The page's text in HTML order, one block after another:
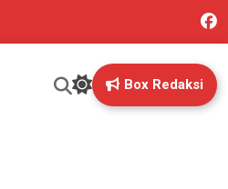
Box Redaksi